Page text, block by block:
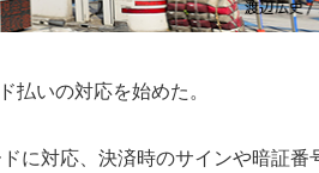
いの対応を始めた。
に対応、決済時のサインや暗証番